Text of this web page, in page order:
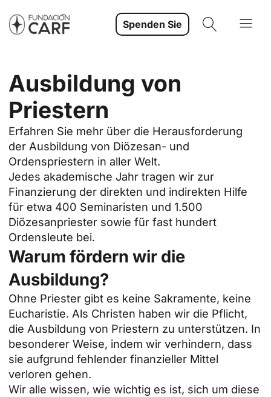
Spenden Sie
Ausbildung von
Priestern
Erfahren Sie mehr über die Herausforderung
der Ausbildung von Diözesan- und
Ordenspriestern in aller Welt.
Jedes akademische Jahr tragen wir zur
Finanzierung der direkten und indirekten Hilfe
für etwa 400 Seminaristen und 1.500
Diözesanpriester sowie für fast hundert
Ordensleute bei.
Warum fördern wir die
Ausbildung?
Ohne Priester gibt es keine Sakramente, keine
Eucharistie. Als Christen haben wir die Pflicht,
die Ausbildung von Priestern zu unterstützen. In
besonderer Weise, indem wir verhindern, dass
sie aufgrund fehlender finanzieller Mittel
verloren gehen.
Wir alle wissen, wie wichtig es ist, sich um diese